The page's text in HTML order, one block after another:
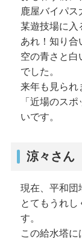
鹿屋バイパス
某遊技場に入
あれ！知り合
空の青さと白
でした。
来年も見られ
「近場のス
いです。
涼々さん
現在、平和団
とてもうれ
す。
この給水塔